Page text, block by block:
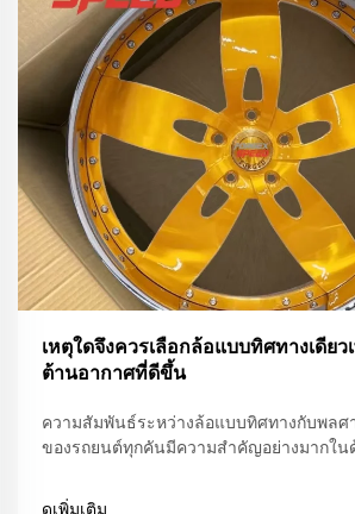
เหตุใดจึงควรเลือกล้อแบบทิศทางเดียว
ต้านอากาศที่ดีขึ้น
ความสัมพันธ์ระหว่างล้อแบบทิศทางกับพลศ
ของรถยนต์ทุกคันมีความสำคัญอย่างมากใ
เนื่องจากมักจะช่วยเพิ่มสมรรถนะอย่างเห็นได้
ดูเพิ่มเติม